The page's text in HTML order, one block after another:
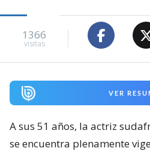
1366
visitas
VER
A sus 51 años, la actriz
se encuentra plenamente